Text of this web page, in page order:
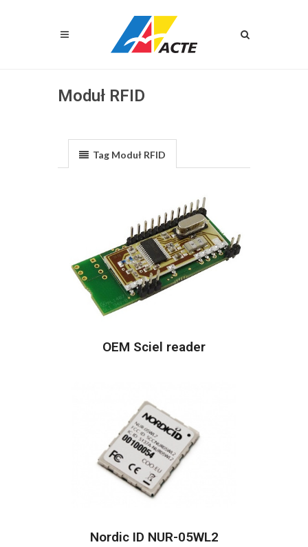
Moduł RFID
Tag Moduł RFID
OEM Sciel reader
Nordic ID NUR-05WL2